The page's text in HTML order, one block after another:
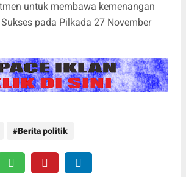
untuk membawa kemenangan
pada Pilkada 27 November
Berita politik